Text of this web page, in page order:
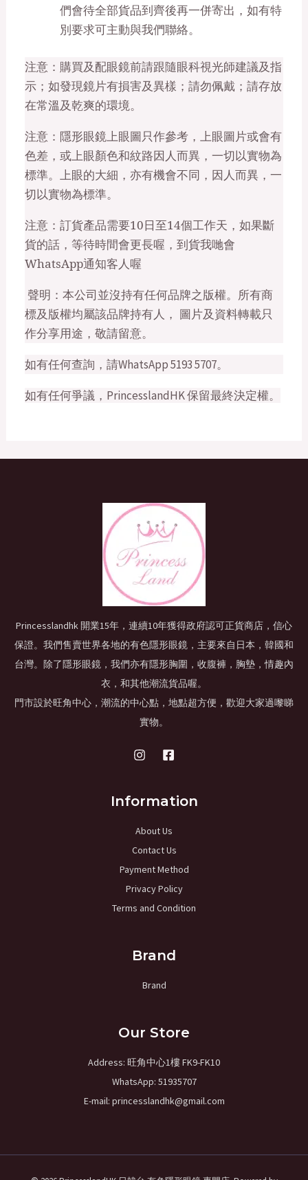
們會待全部貨品到齊後再一併寄出，如有特
別要求可主動與我們聯絡。
注意： 購買及配眼鏡前請跟隨眼科視光師建議及指
示；如發現鏡片有損害及異樣；請勿佩戴；請存放
在常溫及乾爽的環境。
注意： 隱形眼鏡上眼圖只作參考，上眼圖片或會有
色差，或上眼顏色和紋路因人而異，一切以實物為
標準。上眼的大細，亦有機會不同，因人而異，一
切以實物為標準。
注意：訂貨產品需要10日至14個工作天，如果斷
貨的話，等待時間會更長喔，到貨我哋會
WhatsApp通知客人喔
聲明：本公司並沒持有任何品牌之版權。所有商
標及版權均屬該品牌持有人， 圖片及資料轉載只
作分享用途，敬請留意。
如有任何查詢 ，請WhatsApp 5193 5707。
如有任何爭議，PrincesslandHK 保留最終決定權。
Princesslandhk 開業15年，連續10年獲得政府認可正貨商店，信心
保證。我們售賣世界各地的有色隱形眼鏡，主要來自日本，韓國和
台灣。除了隱形眼鏡，我們亦有隱形胸圍，收腹褲，胸墊，情趣內
衣，和其他潮流貨品喔。
門市設於旺角中心，潮流的中心點，地點超方便，歡迎大家過嚟睇
實物。
Information
About Us
Contact Us
Payment Method
Privacy Policy
Terms and Condition
Brand
Brand
Our Store
Address: 旺角中心1樓 FK9-FK10
WhatsApp: 51935707
E-mail: princesslandhk@gmail.com